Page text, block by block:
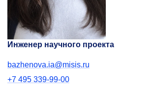
Инженер научного проекта
bazhenova.ia@misis.ru
+7 495 339-99-00